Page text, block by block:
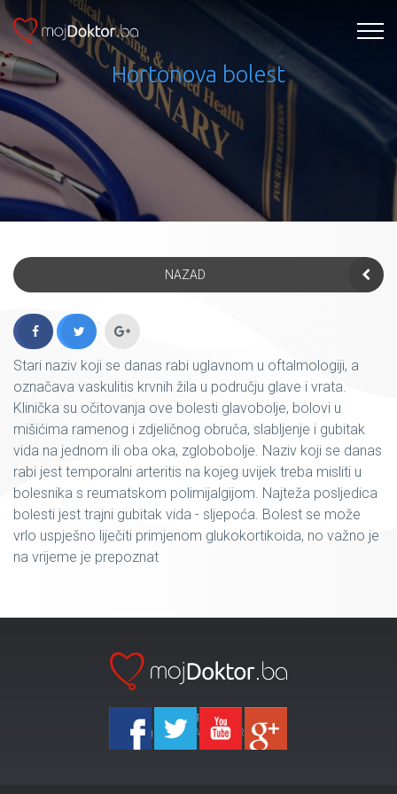
Hortonova bolest
NAZAD
Stari naziv koji se danas rabi uglavnom u oftalmologiji, a
označava vaskulitis krvnih žila u području glave i vrata.
Klinička su očitovanja ove bolesti glavobolje, bolovi u
mišićima ramenog i zdjeličnog obruča, slabljenje i gubitak
vida na jednom ili oba oka, zglobobolje. Naziv koji se danas
rabi jest temporalni arteritis na kojeg uvijek treba misliti u
bolesnika s reumatskom polimijalgijom. Najteža posljedica
bolesti jest trajni gubitak vida - sljepoća. Bolest se može
vrlo uspješno liječiti primjenom glukokortikoida, no važno je
na vrijeme je prepoznat
Ka-Agencija
Copyright 2026 All Right Reserved